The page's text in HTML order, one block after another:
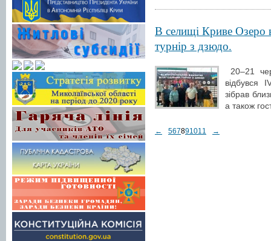
В селищі Криве Озеро
турнір з дзюдо.
20–21
відбувся
зібрав
а також
← 567891011 →